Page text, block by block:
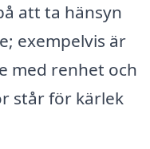
att ta hänsyn
exempelvis är
med renhet och
står för kärlek